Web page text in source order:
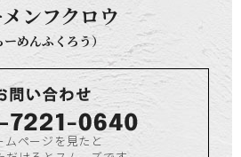
ンフクロウ
ーめんふくろう）
ムページを見たと